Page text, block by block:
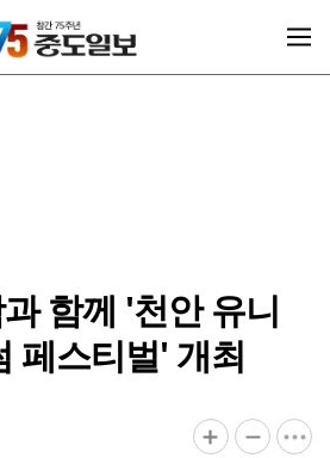
함께 '천안 유니
페스티벌' 개최